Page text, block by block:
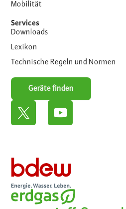
Mobilität
Services
Downloads
Lexikon
Technische Regeln und Normen
Geräte finden